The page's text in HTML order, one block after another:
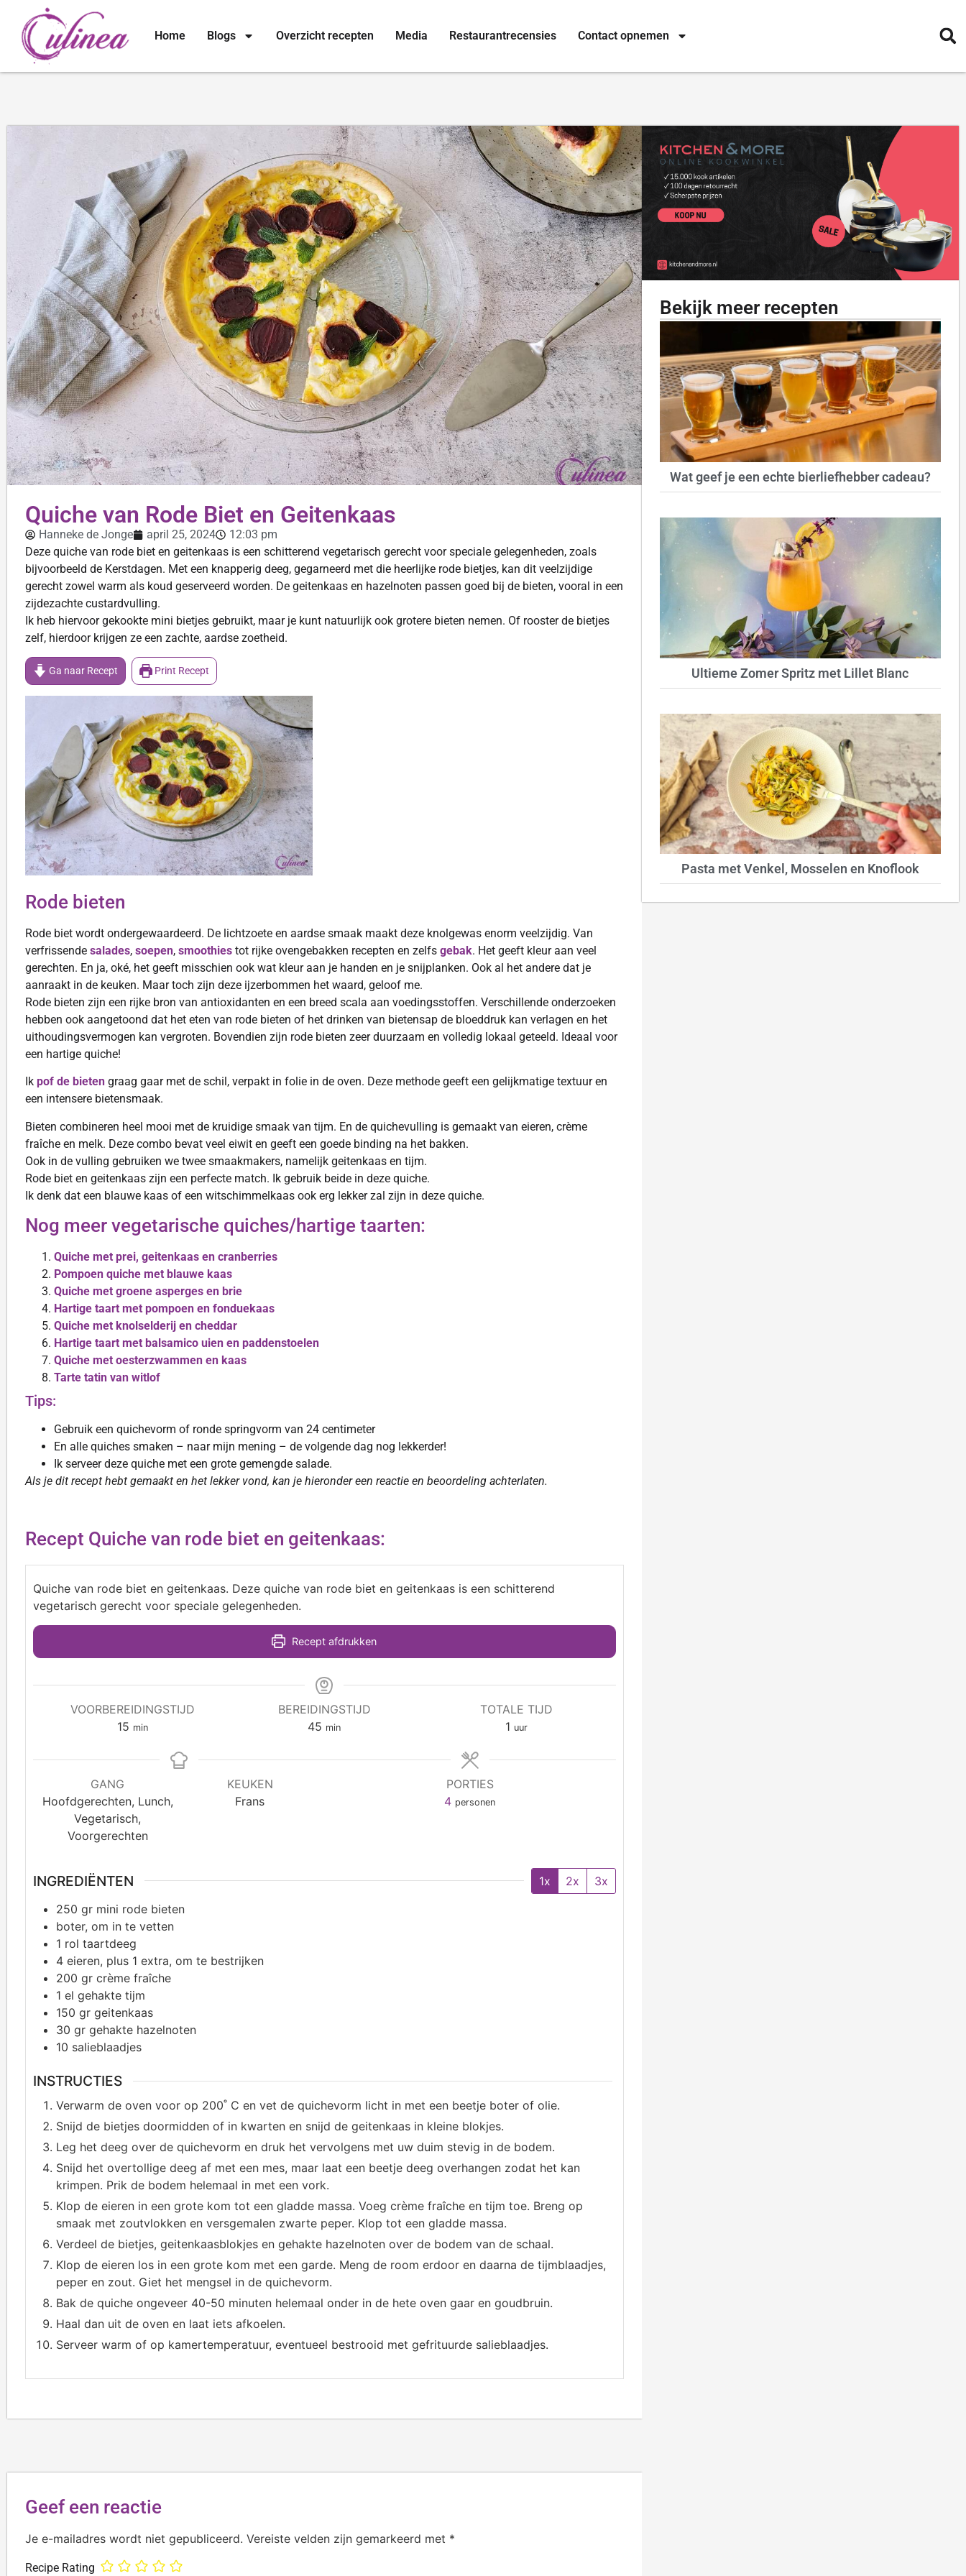
Home Blogs Overzicht recepten Media Restaurantrecensies Contact opnemen
Quiche van Rode Biet en Geitenkaas
Hanneke de Jonge april 25, 2024
12:03 pm
Deze quiche van rode biet en geitenkaas is een schitterend vegetarisch gerecht voor speciale gelegenheden, zoals
bijvoorbeeld de Kerstdagen. Met een knapperig deeg, gegarneerd met die heerlijke rode bietjes, kan dit veelzijdige
gerecht zowel warm als koud geserveerd worden. De geitenkaas en hazelnoten passen goed bij de bieten, vooral in een
zijdezachte custardvulling.
Ik heb hiervoor gekookte mini bietjes gebruikt, maar je kunt natuurlijk ook grotere bieten nemen. Of rooster de bietjes
zelf, hierdoor krijgen ze een zachte, aardse zoetheid.
Ga naar Recept Print Recept
Rode bieten
Rode biet wordt ondergewaardeerd. De lichtzoete en aardse smaak maakt deze knolgewas enorm veelzijdig. Van
verfrissende salades, soepen, smoothies tot rijke ovengebakken recepten en zelfs gebak. Het geeft kleur aan veel
gerechten. En ja, oké, het geeft misschien ook wat kleur aan je handen en je snijplanken. Ook al het andere dat je
aanraakt in de keuken. Maar toch zijn deze ijzerbommen het waard, geloof me.
Rode bieten zijn een rijke bron van antioxidanten en een breed scala aan voedingsstoffen. Verschillende onderzoeken
hebben ook aangetoond dat het eten van rode bieten of het drinken van bietensap de bloeddruk kan verlagen en het
uithoudingsvermogen kan vergroten. Bovendien zijn rode bieten zeer duurzaam en volledig lokaal geteeld. Ideaal voor
een hartige quiche!
Ik pof de bieten graag gaar met de schil, verpakt in folie in de oven. Deze methode geeft een gelijkmatige textuur en
een intensere bietensmaak.
Bieten combineren heel mooi met de kruidige smaak van tijm. En de quichevulling is gemaakt van eieren, crème
fraîche en melk. Deze combo bevat veel eiwit en geeft een goede binding na het bakken.
Ook in de vulling gebruiken we twee smaakmakers, namelijk geitenkaas en tijm.
Rode biet en geitenkaas zijn een perfecte match. Ik gebruik beide in deze quiche.
Ik denk dat een blauwe kaas of een witschimmelkaas ook erg lekker zal zijn in deze quiche.
Nog meer vegetarische quiches/hartige taarten:
Quiche met prei, geitenkaas en cranberries
Pompoen quiche met blauwe kaas
Quiche met groene asperges en brie
Hartige taart met pompoen en fonduekaas
Quiche met knolselderij en cheddar
Hartige taart met balsamico uien en paddenstoelen
Quiche met oesterzwammen en kaas
Tarte tatin van witlof
Tips:
Gebruik een quichevorm of ronde springvorm van 24 centimeter
En alle quiches smaken – naar mijn mening – de volgende dag nog lekkerder!
Ik serveer deze quiche met een grote gemengde salade.
Als je dit recept hebt gemaakt en het lekker vond, kan je hieronder een reactie en beoordeling achterlaten.
Recept Quiche van rode biet en geitenkaas:
Quiche van rode biet en geitenkaas. Deze quiche van rode biet en geitenkaas is een schitterend
vegetarisch gerecht voor speciale gelegenheden.
Recept afdrukken
VOORBEREIDINGSTIJD
15 min
BEREIDINGSTIJD
45 min
TOTALE TIJD
1 uur
GANG
Hoofdgerechten, Lunch,
Vegetarisch,
Voorgerechten
KEUKEN
Frans
PORTIES
4 personen
INGREDIËNTEN 1x 2x
3x
250 gr mini rode bieten
boter, om in te vetten
1 rol taartdeeg
4 eieren, plus 1 extra, om te bestrijken
200 gr crème fraîche
1 el gehakte tijm
150 gr geitenkaas
30 gr gehakte hazelnoten
10 salieblaadjes
INSTRUCTIES
Verwarm de oven voor op 200˚ C en vet de quichevorm licht in met een beetje boter of olie.
Snijd de bietjes doormidden of in kwarten en snijd de geitenkaas in kleine blokjes.
Leg het deeg over de quichevorm en druk het vervolgens met uw duim stevig in de bodem.
Snijd het overtollige deeg af met een mes, maar laat een beetje deeg overhangen zodat het kan
krimpen. Prik de bodem helemaal in met een vork.
Klop de eieren in een grote kom tot een gladde massa. Voeg crème fraîche en tijm toe. Breng op
smaak met zoutvlokken en versgemalen zwarte peper. Klop tot een gladde massa.
Verdeel de bietjes, geitenkaasblokjes en gehakte hazelnoten over de bodem van de schaal.
Klop de eieren los in een grote kom met een garde. Meng de room erdoor en daarna de tijmblaadjes,
peper en zout. Giet het mengsel in de quichevorm.
Bak de quiche ongeveer 40-50 minuten helemaal onder in de hete oven gaar en goudbruin.
Haal dan uit de oven en laat iets afkoelen.
Serveer warm of op kamertemperatuur, eventueel bestrooid met gefrituurde salieblaadjes.
Bekijk meer recepten
Wat geef je een echte bierliefhebber cadeau?
Ultieme Zomer Spritz met Lillet Blanc
Pasta met Venkel, Mosselen en Knoflook
Geef een reactie
Je e-mailadres wordt niet gepubliceerd. Vereiste velden zijn gemarkeerd met *
Recipe Rating